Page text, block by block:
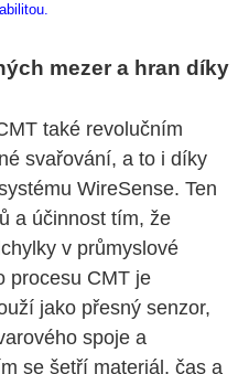
mezer a hran díky
také revolučním
svařování, a to i díky
WireSense. Ten
a účinnost tím, že
v průmyslové
procesu CMT je
jako přesný senzor,
spoje a
se šetří materiál, čas a